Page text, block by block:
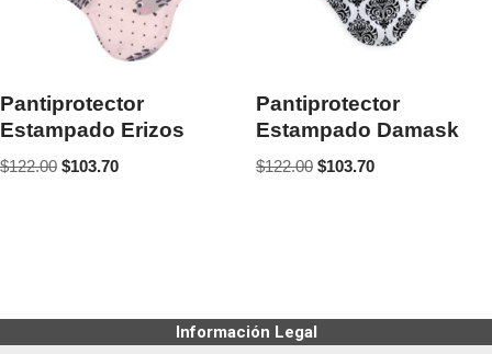
Pantiprotector
Estampado Erizos
$122.00 $103.70
Pantiprotector
Estampado Damask
$122.00 $103.70
Información Legal